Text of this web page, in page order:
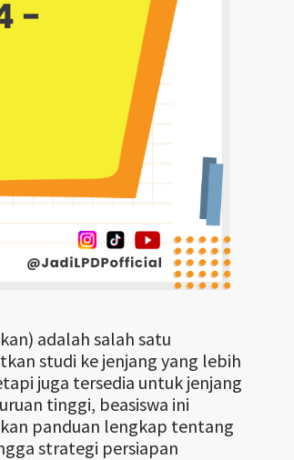
adalah salah satu
studi ke jenjang yang lebih
juga tersedia untuk jenjang
tinggi, beasiswa ini
panduan lengkap tentang
strategi persiapan